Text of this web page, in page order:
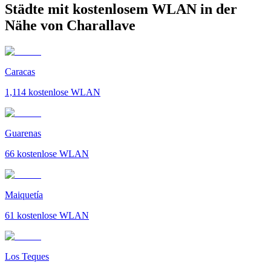
Städte mit kostenlosem WLAN in der
Nähe von Charallave
Caracas
1,114 kostenlose WLAN
Guarenas
66 kostenlose WLAN
Maiquetía
61 kostenlose WLAN
Los Teques